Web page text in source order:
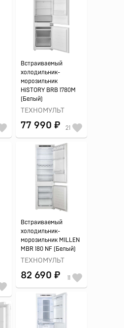
Встраиваемый
холодильник-
морозильник
HiSTORY BRB 1780M
(Белый)
ТЕХНОМУЛЬТ
77 990 ₽ 21
Встраиваемый
холодильник-
морозильник MILLEN
MBR 180 NF (Белый)
ТЕХНОМУЛЬТ
82 690 ₽ 11